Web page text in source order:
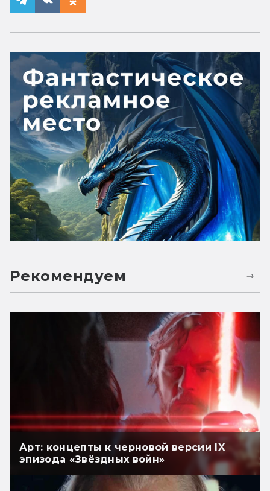
Рекомендуем
Арт: концепты к черновой версии IX
эпизода «Звёздных войн»